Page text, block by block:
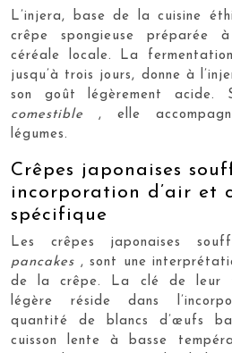
L’injera, base de la cuisine
crêpe spongieuse
céréale locale. La
jusqu’à trois jours, donne à
son goût légèrement acide.
comestible , elle
légumes.
Crêpes japonaises
incorporation d’air et
spécifique
Les crêpes japonaises
pancakes , sont une
de la crêpe. La clé de leur
légère réside dans
quantité de blancs d’œufs
cuisson lente à basse